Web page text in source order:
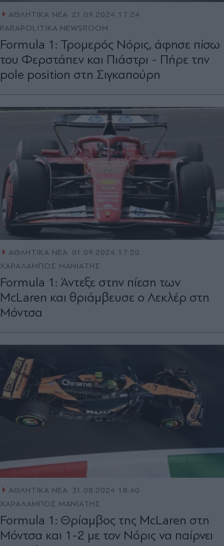
ΑΘΛΗΤΙΚΑ ΝΕΑ 21.09.2024 17:24
PARAPOLITIKA NEWSROOM
Formula 1: Τρομερός Νόρις, άφησε πίσω
του Φερστάπεν και Πιάστρι - Πήρε την
pole position στη Σιγκαπούρη
ΑΘΛΗΤΙΚΑ ΝΕΑ 01.09.2024 17:20
ΧΑΡΑΛΑΜΠΟΣ ΜΑΝΙΑΤΗΣ
Formula 1: Άντεξε στην πίεση των
McLaren και θριάμβευσε ο Λεκλέρ στη
Μόντσα
ΑΘΛΗΤΙΚΑ ΝΕΑ 31.08.2024 18:40
ΧΑΡΑΛΑΜΠΟΣ ΜΑΝΙΑΤΗΣ
Formula 1: Θρίαμβος της McLaren στη
Μόντσα και 1-2 με τον Νόρις να παίρνει